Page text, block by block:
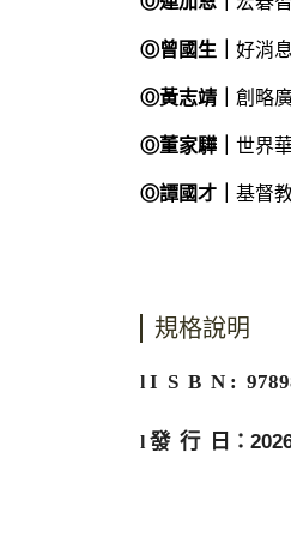
Ⓞ曾國生｜ 好消
Ⓞ黃志靖｜ 創略
Ⓞ董家驊｜ 世界
Ⓞ譚國才｜ 基督
規格說明
l I S B N :
l 發 行 日：